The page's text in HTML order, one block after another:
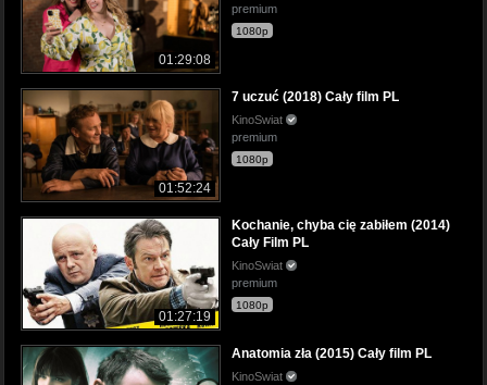
01:29:08
premium
1080p
01:52:24
7 uczuć (2018) Cały film PL
KinoSwiat
premium
1080p
01:27:19
Kochanie, chyba cię zabiłem (2014)
Cały Film PL
KinoSwiat
premium
1080p
Anatomia zła (2015) Cały film PL
KinoSwiat